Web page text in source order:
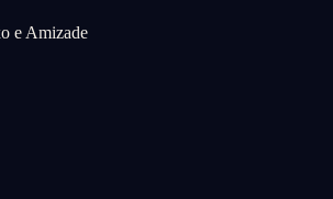
e Amizade